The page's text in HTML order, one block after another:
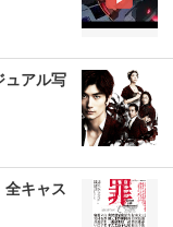
ュアル写
キャス